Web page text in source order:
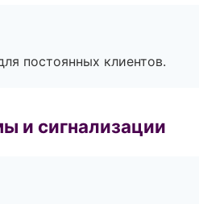
постоянных клиентов.
и сигнализации